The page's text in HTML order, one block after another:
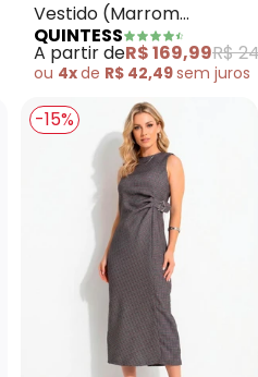
Vestido (Marrom
Bordado) em Chiffon
QUINTESS
A partir deR$ 169,99R$
ou 4xde R$ 42,49sem juros
-15%